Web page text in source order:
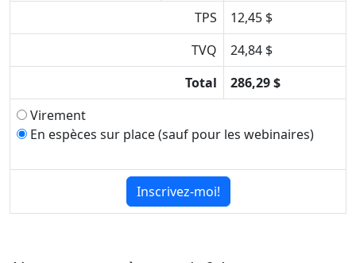
TPS
12,45 $
TVQ
24,84 $
Total
286,29 $
Virement
En espèces sur place (sauf pour les webinaires)
Inscrivez-moi!